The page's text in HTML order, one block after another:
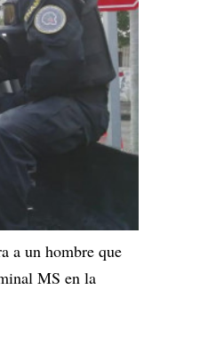
a un hombre que
MS en la